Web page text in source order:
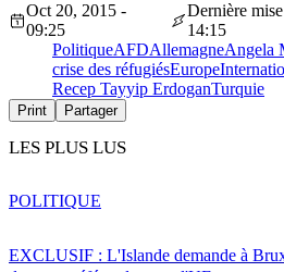
Oct 20, 2015 -
09:25
Dernière
14:15
PolitiqueAFDAllemagneAngela
crise des réfugiésEurope
Recep Tayyip ErdoganTurquie
Print Partager
LES PLUS LUS
EXCLUSIF : L'Islande demande à
POLITIQUE